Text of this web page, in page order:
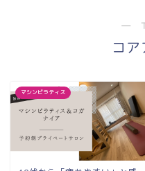
―
コ
マシンピラティス